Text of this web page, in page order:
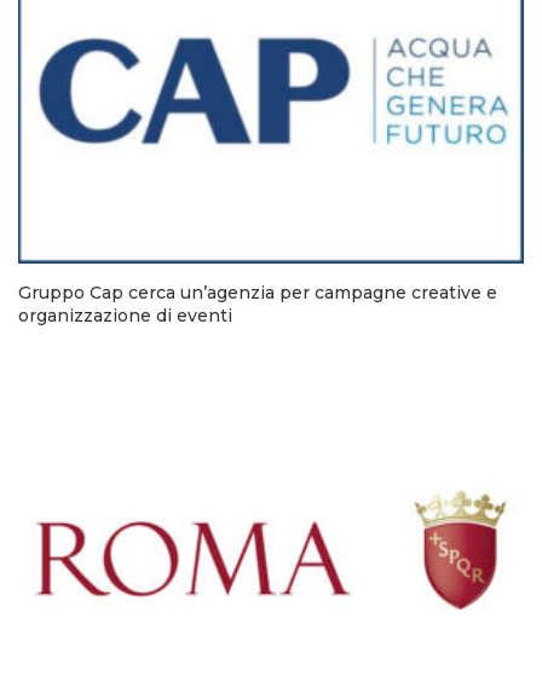
Gruppo Cap cerca un’agenzia per campagne creative e
organizzazione di eventi